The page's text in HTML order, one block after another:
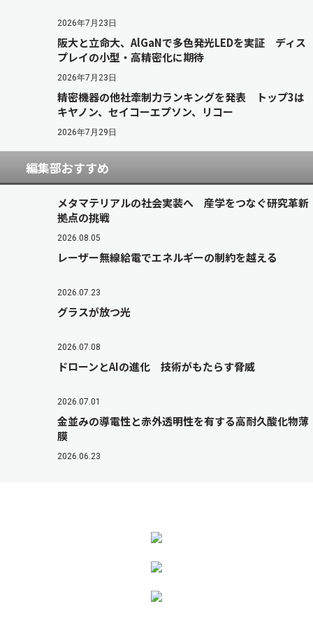
2026年7月23日
阪大と立命大、AlGaNで多色発光LEDを実証 ディス
プレイの小型・高精密化に期待
2026年7月23日
精密機器の他社牽制力ランキングを発表 トップ3は
キヤノン、セイコーエプソン、リコー
2026年7月29日
編集部おすすめ
メタマテリアルの社会実装へ 産学をつなぐ研究革新
拠点の挑戦
2026.08.05
レーザー無線給電でエネルギーの制約を越える
2026.07.23
グラスが放つ光
2026.07.08
ドローンとAIの進化 技術がもたらす脅威
2026.07.01
金並みの導電性と赤外透明性を有する高耐久酸化物薄
膜
2026.06.23